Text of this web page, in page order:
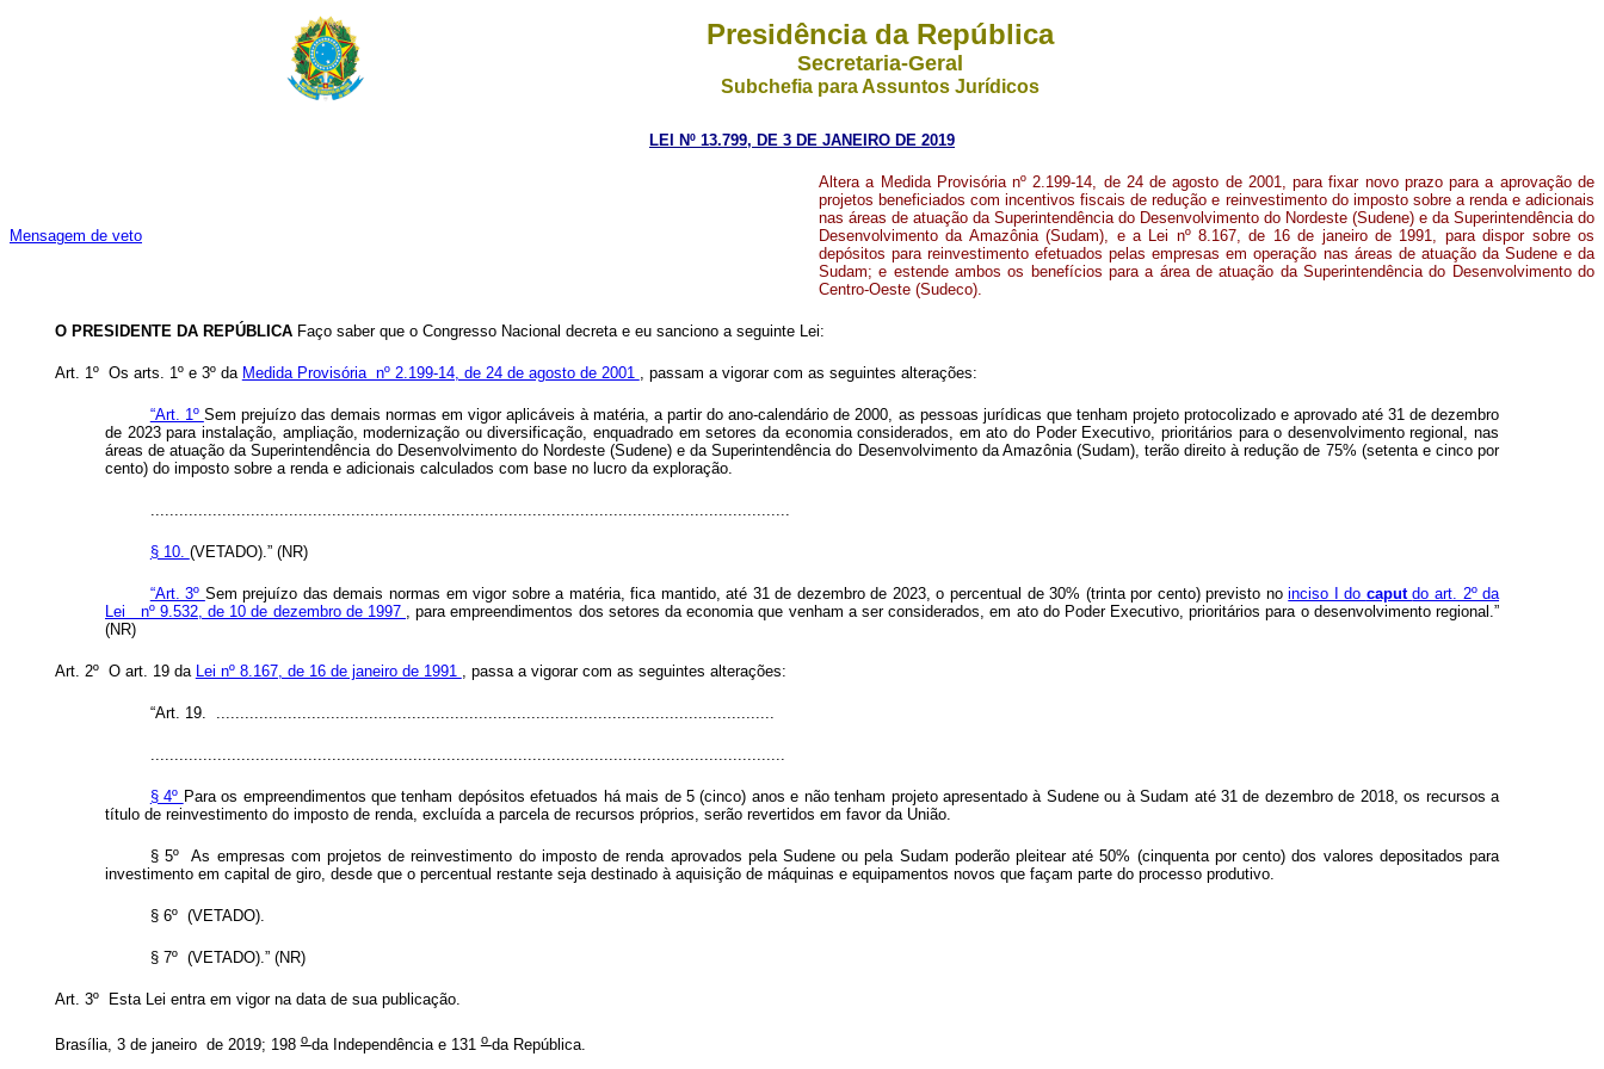
Presidência da República
Secretaria-Geral
Subchefia para Assuntos Jurídicos
LEI Nº 13.799, DE 3 DE JANEIRO DE 2019
Mensagem de veto
Altera a Medida Provisória nº 2.199-14, de 24 de agosto de 2001, para fixar novo prazo para a aprovação de
projetos beneficiados com incentivos fiscais de redução e reinvestimento do imposto sobre a renda e adicionais
nas áreas de atuação da Superintendência do Desenvolvimento do Nordeste (Sudene) e da Superintendência do
Desenvolvimento da Amazônia (Sudam), e a Lei nº 8.167, de 16 de janeiro de 1991, para dispor sobre os
depósitos para reinvestimento efetuados pelas empresas em operação nas áreas de atuação da Sudene e da
Sudam; e estende ambos os benefícios para a área de atuação da Superintendência do Desenvolvimento do
Centro-Oeste (Sudeco).
O PRESIDENTE DA REPÚBLICA Faço saber que o Congresso Nacional decreta e eu sanciono a seguinte Lei:
Art. 1º Os arts. 1º e 3º da Medida Provisória nº 2.199-14, de 24 de agosto de 2001 , passam a vigorar com as seguintes alterações:
“Art. 1º Sem prejuízo das demais normas em vigor aplicáveis à matéria, a partir do ano-calendário de 2000, as pessoas jurídicas que tenham projeto protocolizado e aprovado até 31 de dezembro
de 2023 para instalação, ampliação, modernização ou diversificação, enquadrado em setores da economia considerados, em ato do Poder Executivo, prioritários para o desenvolvimento regional, nas
áreas de atuação da Superintendência do Desenvolvimento do Nordeste (Sudene) e da Superintendência do Desenvolvimento da Amazônia (Sudam), terão direito à redução de 75% (setenta e cinco por
cento) do imposto sobre a renda e adicionais calculados com base no lucro da exploração.
......................................................................................................................................
§ 10. (VETADO).” (NR)
“Art. 3º Sem prejuízo das demais normas em vigor sobre a matéria, fica mantido, até 31 de dezembro de 2023, o percentual de 30% (trinta por cento) previsto noinciso I do caputdo art. 2º da
Lei nº 9.532, de 10 de dezembro de 1997 , para empreendimentos dos setores da economia que venham a ser considerados, em ato do Poder Executivo, prioritários para o desenvolvimento regional.”
(NR)
Art. 2º O art. 19 da Lei nº 8.167, de 16 de janeiro de 1991 , passa a vigorar com as seguintes alterações:
“Art. 19. .....................................................................................................................
.....................................................................................................................................
§ 4º Para os empreendimentos que tenham depósitos efetuados há mais de 5 (cinco) anos e não tenham projeto apresentado à Sudene ou à Sudam até 31 de dezembro de 2018, os recursos a
título de reinvestimento do imposto de renda, excluída a parcela de recursos próprios, serão revertidos em favor da União.
§ 5º As empresas com projetos de reinvestimento do imposto de renda aprovados pela Sudene ou pela Sudam poderão pleitear até 50% (cinquenta por cento) dos valores depositados para
investimento em capital de giro, desde que o percentual restante seja destinado à aquisição de máquinas e equipamentos novos que façam parte do processo produtivo.
§ 6º (VETADO).
§ 7º (VETADO).” (NR)
Art. 3º Esta Lei entra em vigor na data de sua publicação.
Brasília, 3 de janeiro de 2019; 198o da Independência e 131o da República.